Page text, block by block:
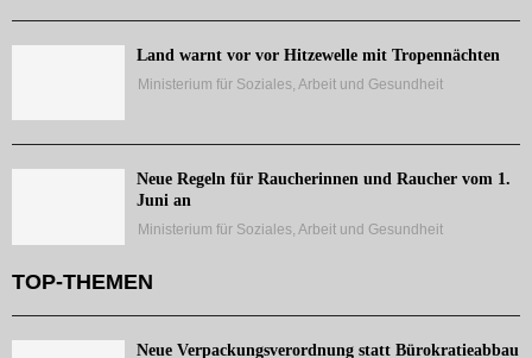
Land warnt vor vor Hitzewelle mit Tropennächten
Ministerium für Soziales, Arbeit und Gesundheit
Neue Regeln für Raucherinnen und Raucher vom 1.
Juni an
Ministerium für Soziales, Arbeit und Gesundheit
TOP-THEMEN
Neue Verpackungsverordnung statt Bürokratieabbau